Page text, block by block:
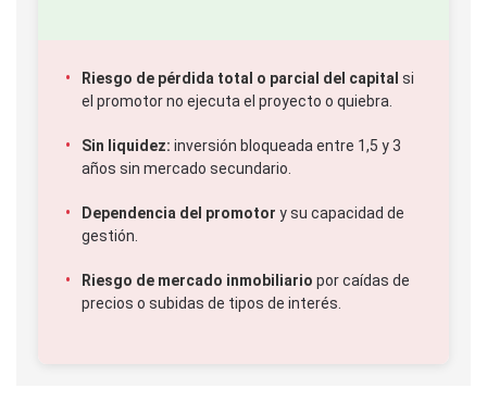
Riesgo de pérdida total o parcial del capital si
el promotor no ejecuta el proyecto o quiebra.
Sin liquidez: inversión bloqueada entre 1,5 y 3
años sin mercado secundario.
Dependencia del promotor y su capacidad de
gestión.
Riesgo de mercado inmobiliario por caídas de
precios o subidas de tipos de interés.